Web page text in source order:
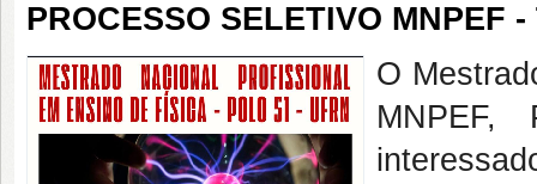
PROCESSO SELETIVO MNPEF
O